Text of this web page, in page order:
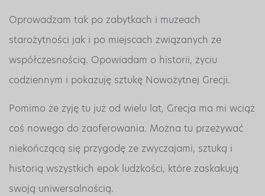
Oprowadzam tak po zabytkach i muzeach
starożytności jak i po miejscach związanych ze
współczesnością. Opowiadam o historii, życiu
codziennym i pokazuję sztukę Nowożytnej Grecji.
Pomimo że żyję tu już od wielu lat, Grecja ma mi wciąż
coś nowego do zaoferowania. Można tu przeżywać
niekończącą się przygodę ze zwyczajami, sztuką i
historią wszystkich epok ludzkości, które zaskakują
swoją uniwersalnością.